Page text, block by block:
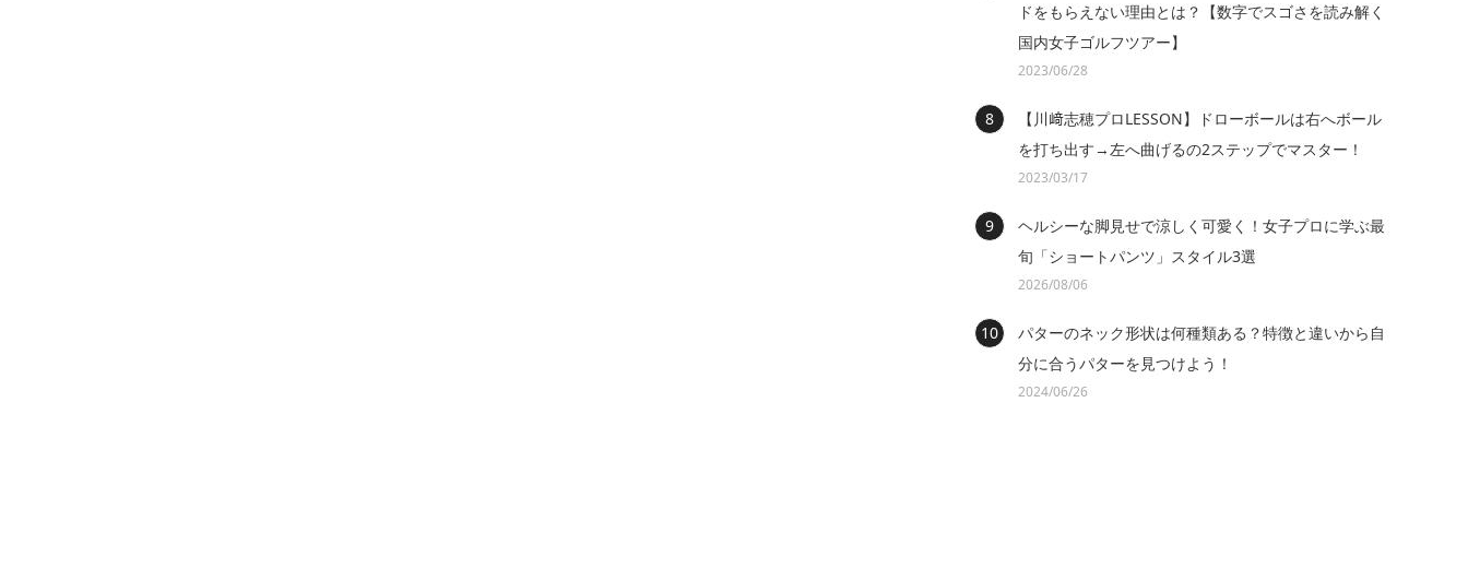
ドをもらえない理由とは？【数字でスゴさを読み解く
国内女子ゴルフツアー】
2023/06/28
【川﨑志穂プロLESSON】ドローボールは右へボール
を打ち出す→左へ曲げるの2ステップでマスター！
2023/03/17
ヘルシーな脚見せで涼しく可愛く！女子プロに学ぶ最
旬「ショートパンツ」スタイル3選
2026/08/06
パターのネック形状は何種類ある？特徴と違いから自
分に合うパターを見つけよう！
2024/06/26